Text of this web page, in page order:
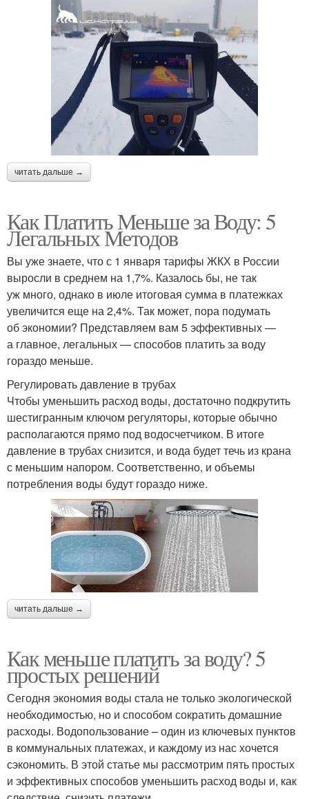
читать дальше →
Как Платить Меньше за Воду: 5
Легальных Методов
Вы уже знаете, что с 1 января тарифы ЖКХ в России
выросли в среднем на 1,7%. Казалось бы, не так
уж много, однако в июле итоговая сумма в платежках
увеличится еще на 2,4%. Так может, пора подумать
об экономии? Представляем вам 5 эффективных —
а главное, легальных — способов платить за воду
гораздо меньше.
Регулировать давление в трубах
Чтобы уменьшить расход воды, достаточно подкрутить
шестигранным ключом регуляторы, которые обычно
располагаются прямо под водосчетчиком. В итоге
давление в трубах снизится, и вода будет течь из крана
с меньшим напором. Соответственно, и объемы
потребления воды будут гораздо ниже.
читать дальше →
Как меньше платить за воду? 5
простых решений
Сегодня экономия воды стала не только экологической
необходимостью, но и способом сократить домашние
расходы. Водопользование – один из ключевых пунктов
в коммунальных платежах, и каждому из нас хочется
сэкономить. В этой статье мы рассмотрим пять простых
и эффективных способов уменьшить расход воды и, как